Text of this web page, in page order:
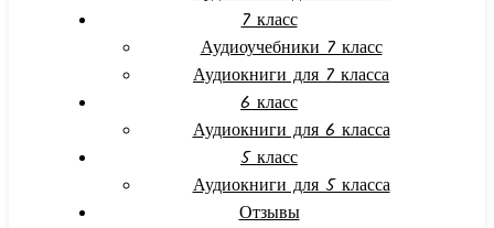
7 класс
Аудиоучебники 7 класс
Аудиокниги для 7 класса
6 класс
Аудиокниги для 6 класса
5 класс
Аудиокниги для 5 класса
Отзывы